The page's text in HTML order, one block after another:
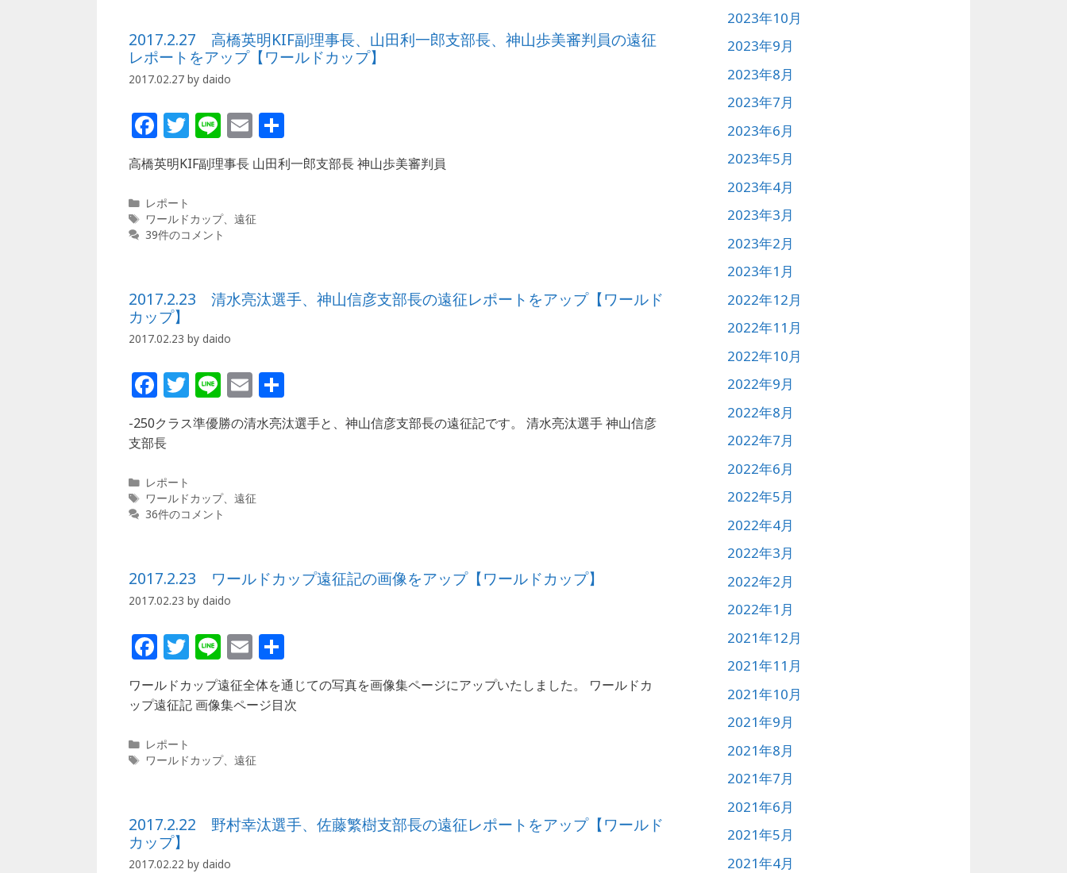
k
2017.2.27 高橋英明KIF副理事長、山田利一郎支部長、神山歩美審判員の遠征
レポートをアップ【ワールドカップ】
2017.02.27 by daido
F
a
c
e
b
o
k
T
w
itt
r
Li
n
e
E
m
ai
有
高橋英明KIF副理事長 山田利一郎支部長 神山歩美審判員
カ
テ
ゴ
レポート
タ
グ
ワールドカップ、遠征
39件のコメント
2017.2.23 清水亮汰選手、神山信彦支部長の遠征レポートをアップ【ワールド
カップ】
2017.02.23 by daido
F
a
c
e
b
o
T
w
itt
r
Li
n
e
E
m
ai
有
-250クラス準優勝の清水亮汰選手と、神山信彦支部長の遠征記です。 清水亮汰選手 神山信彦
支部長
カ
テ
ゴ
レポート
タ
グ
ワールドカップ、遠征
36件のコメント
2017.2.23 ワールドカップ遠征記の画像をアップ【ワールドカップ】
2017.02.23 by daido
F
a
c
e
b
o
k
T
itt
e
r
Li
n
e
E
m
ai
有
ワールドカップ遠征全体を通じての写真を画像集ページにアップいたしました。 ワールドカ
ップ遠征記 画像集ページ目次
カ
テ
レポート
タ
ワールドカップ、遠征
2017.2.22 野村幸汰選手、佐藤繁樹支部長の遠征レポートをアップ【ワールド
カップ】
2017.02.22 by daido
2023年10月
2023年9月
2023年8月
2023年7月
2023年6月
2023年5月
2023年4月
2023年3月
2023年2月
2023年1月
2022年12月
2022年11月
2022年10月
2022年9月
2022年8月
2022年7月
2022年6月
2022年5月
2022年4月
2022年3月
2022年2月
2022年1月
2021年12月
2021年11月
2021年10月
2021年9月
2021年8月
2021年7月
2021年6月
2021年5月
2021年4月